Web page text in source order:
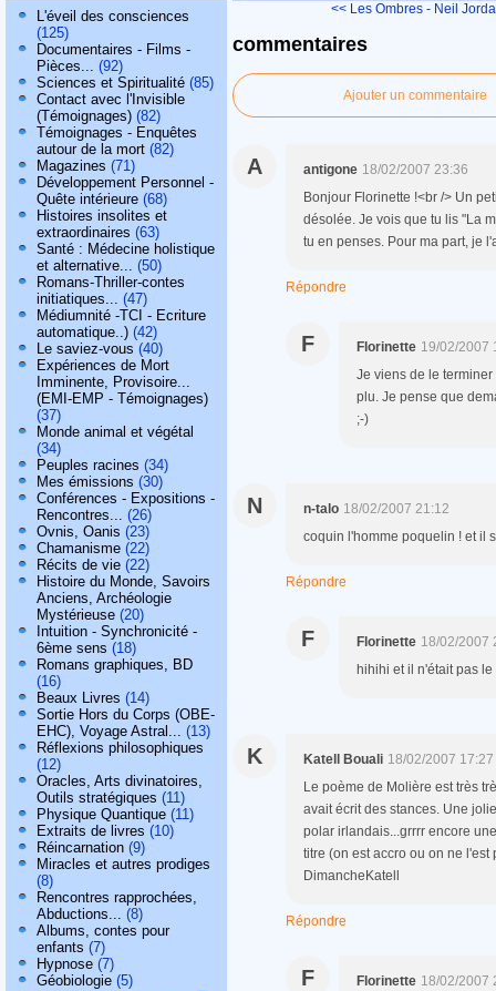
L'éveil des consciences
(125)
Documentaires - Films -
Pièces... (92)
Sciences et Spiritualité (85)
Contact avec l'Invisible
(Témoignages) (82)
Témoignages - Enquêtes
autour de la mort (82)
Magazines (71)
Développement Personnel -
Quête intérieure (68)
Histoires insolites et
extraordinaires (63)
Santé : Médecine holistique
et alternative... (50)
Romans-Thriller-contes
initiatiques... (47)
Médiumnité -TCI - Ecriture
automatique..) (42)
Le saviez-vous (40)
Expériences de Mort
Imminente, Provisoire...
(EMI-EMP - Témoignages)
(37)
Monde animal et végétal
(34)
Peuples racines (34)
Mes émissions (30)
Conférences - Expositions -
Rencontres... (26)
Ovnis, Oanis (23)
Chamanisme (22)
Récits de vie (22)
Histoire du Monde, Savoirs
Anciens, Archéologie
Mystérieuse (20)
Intuition - Synchronicité -
6ème sens (18)
Romans graphiques, BD
(16)
Beaux Livres (14)
Sortie Hors du Corps (OBE-
EHC), Voyage Astral... (13)
Réflexions philosophiques
(12)
Oracles, Arts divinatoires,
Outils stratégiques (11)
Physique Quantique (11)
Extraits de livres (10)
Réincarnation (9)
Miracles et autres prodiges
(8)
Rencontres rapprochées,
Abductions... (8)
Albums, contes pour
enfants (7)
Hypnose (7)
Géobiologie (5)
<< Les Ombres - Neil
commentaires
Ajouter un commentaire
A antigone 18/02/2007 23:36
Bonjour Florinette !<br /> Un
désolée. Je vois que tu lis "La
tu en penses. Pour ma part, je
Répondre
F Florinette 19/02/2007
Je viens de le
plu. Je pense que
;-)
N n-talo 18/02/2007 21:12
coquin l'homme poquelin ! et il
Répondre
F Florinette 18/02/2007
hihihi et il n'était pas le
K Katell Bouali 18/02/2007 17:27
Le poème de Molière est très
avait écrit des stances. Une
polar irlandais...grrrr encore
titre (on est accro ou on ne
DimancheKatell
Répondre
F Florinette 18/02/2007